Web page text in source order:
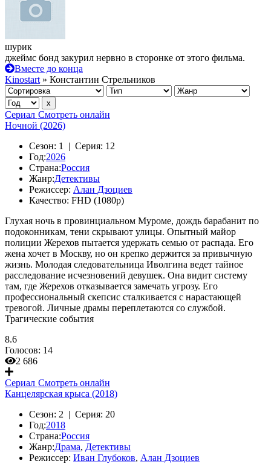
шурик
джеймс бонд закурил нервно в сторонке от этого фильма.
Вместе до конца
Kinostart » Константин Стрельников
Сериал Смотреть онлайн
Ночной (2026)
Сезон: 1 | Серия: 12
Год:2026
Страна:Россия
Жанр:Детективы
Режиссер: Алан Дзоциев
Качество: FHD (1080p)
Глухая ночь в провинциальном Муроме, дождь барабанит по
подоконникам, тени скрывают улицы. Опытный майор
полиции Жерехов пытается удержать семью от распада. Его
жена хочет в Москву, но он крепко держится за привычную
жизнь. Молодая следовательница Иволгина ведет тайное
расследование исчезновений девушек. Она видит систему
там, где Жерехов отказывается замечать угрозу. Его
профессиональный скепсис сталкивается с нарастающей
тревогой. Личные драмы переплетаются со службой.
Трагические события
8.6
Голосов: 14
2 686
Сериал Смотреть онлайн
Канцелярская крыса (2018)
Сезон: 2 | Серия: 20
Год:2018
Страна:Россия
Жанр:Драма, Детективы
Режиссер: Иван Глубоков, Алан Дзоциев